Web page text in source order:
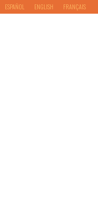
ESPAÑOL ENGLISH FRANÇAIS